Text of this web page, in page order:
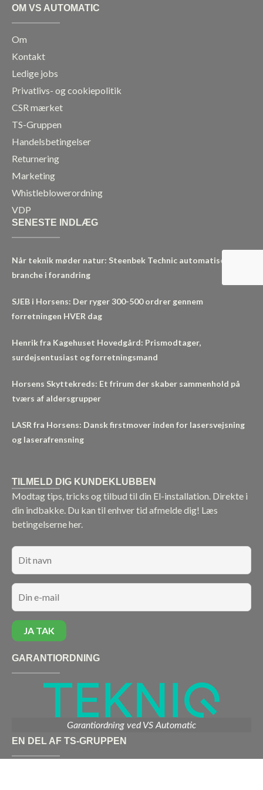
OM VS AUTOMATIC
Om
Kontakt
Ledige jobs
Privatlivs- og cookiepolitik
CSR mærket
TS-Gruppen
Handelsbetingelser
Returnering
Marketing
Whistleblowerordning
VDP
SENESTE INDLÆG
Når teknik møder natur: Steenbek Technic automatiserer en
branche i forandring
SJEB i Horsens: Der ryger 300-500 ordrer gennem
forretningen HVER dag
Henrik fra Kagehuset Hovedgård: Prismodtager,
surdejsentusiast og forretningsmand
Horsens Skyttekreds: Et frirum der skaber sammenhold på
tværs af aldersgrupper
LASR fra Horsens: Dansk firstmover inden for lasersvejsning
og laserafrensning
TILMELD DIG KUNDEKLUBBEN
Modtag tips, tricks og tilbud til din El-installation. Direkte i
din indbakke. Du kan til enhver tid afmelde dig! Læs
betingelserne her.
GARANTIORDNING
Garantiordning ved VS Automatic
EN DEL AF TS-GRUPPEN